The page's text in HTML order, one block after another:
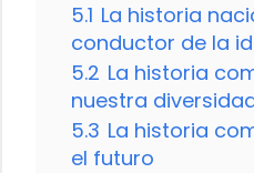
5.1 La historia
conductor de la
5.2 La historia
nuestra
5.3 La historia
el futuro